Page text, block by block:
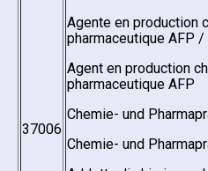
37006
Agente en production
pharmaceutique AFP /
Agent en production
pharmaceutique AFP
Chemie- und
Chemie- und